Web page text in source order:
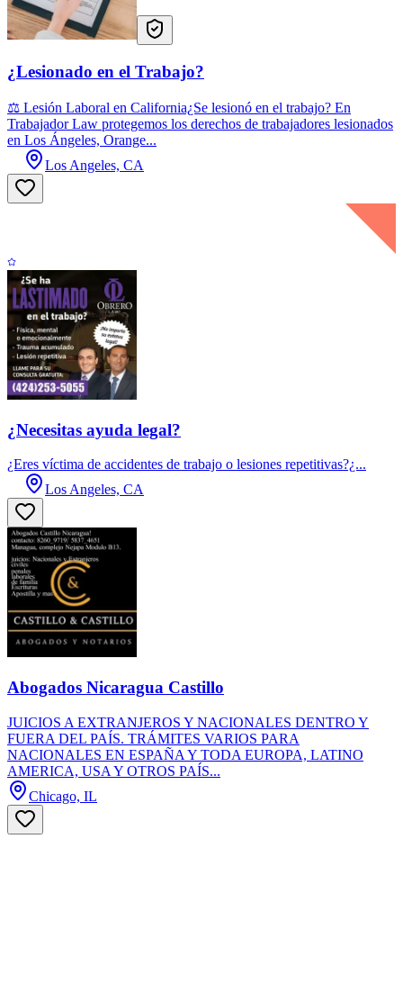
¿Lesionado en el Trabajo?
⚖️ Lesión Laboral en California¿Se lesionó en el trabajo? En
Trabajador Law protegemos los derechos de trabajadores lesionados
en Los Ángeles, Orange...
Los Angeles, CA
¿Necesitas ayuda legal?
¿Eres víctima de accidentes de trabajo o lesiones repetitivas?¿...
Los Angeles, CA
Abogados Nicaragua Castillo
JUICIOS A EXTRANJEROS Y NACIONALES DENTRO Y
FUERA DEL PAÍS. TRÁMITES VARIOS PARA
NACIONALES EN ESPAÑA Y TODA EUROPA, LATINO
AMERICA, USA Y OTROS PAÍS...
Chicago, IL